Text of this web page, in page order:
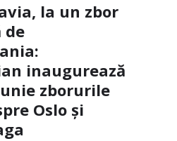
la un zbor
de
inaugurează
zborurile
Oslo și